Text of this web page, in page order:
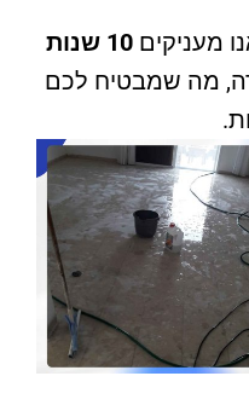
מעניקים
10 שנות
מה שמבטיח לכם